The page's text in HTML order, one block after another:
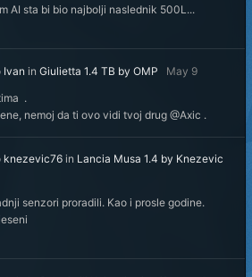
AI sta bi bio najbolji naslednik 500L...
Ivan in Giulietta 1.4 TB by OMP
May 9
.
nemoj da ti ovo vidi tvoj drug @Axic .
knezevic76 in Lancia Musa 1.4 by Knezevic
senzori proradili. Kao i prosle godine.